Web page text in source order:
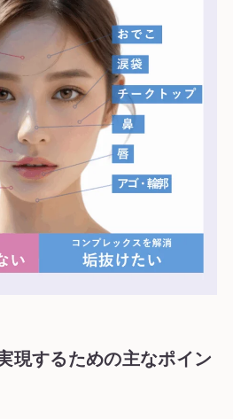
現するための主なポイン